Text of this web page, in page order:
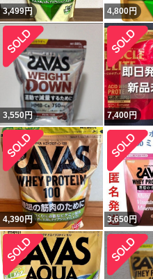
3,499円 4,800円
3,550円 7,400円
4,390円 3,650円